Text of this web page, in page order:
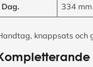
Dag. 334 mm
knappsats och